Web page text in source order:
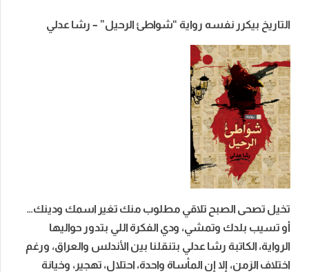
التاريخ بيكرر نفسه رواية “شواطئ الرحيل” – رشا عدلي
تخيل تصحى الصبح تلاقي مطلوب منك تغير اسمك ودينك…
أو تسيب بلدك وتمشي، ودي الفكرة اللي بتدور حواليها
الرواية، الكاتبة رشا عدلي بتنقلنا بين الأندلس والعراق، ورغم
اختلاف الزمن، إلا إن المأساة واحدة، احتلال، تهجير، وخيانة